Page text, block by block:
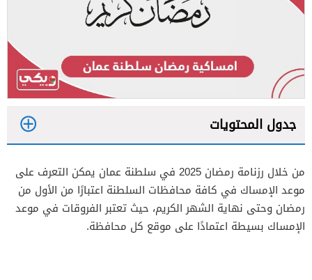
جدول المحتويات
2
من خلال رزنامة رمضان 2025 في سلطنة عمان يمكن التعرف على
موعد الإمساك في كافة محافظات السلطنة اعتبارًا من الأول من
رمضان وحتى نهاية الشهر الكريم، حيث تعتبر الفروقات في موعد
الإمساك بسيطة اعتمادًا على موقع كل محافظة.